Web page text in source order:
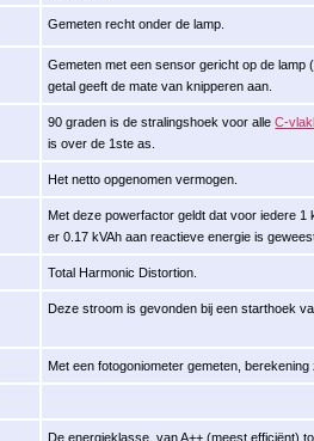
Gemeten recht onder de lamp.
Gemeten met een sensor gericht op de lamp
getal geeft de mate van knipperen aan.
90 graden is de stralingshoek voor alleC-
is over de 1ste as.
Het netto opgenomen vermogen.
Met deze powerfactor geldt dat voor iedere 1
er 0.17 kVAh aan reactieve energie is
Total Harmonic Distortion.
Deze stroom is gevonden bij een starthoek
Met een fotogoniometer gemeten,
De energieklasse, van A++ (meest efficiënt)